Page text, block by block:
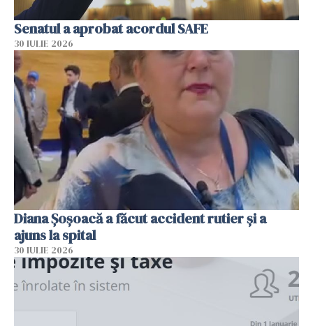
Senatul a aprobat acordul SAFE
30 IULIE 2026
Diana Șoșoacă a făcut accident rutier și a
ajuns la spital
30 IULIE 2026